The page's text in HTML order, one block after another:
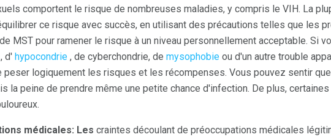
comportent le risque de nombreuses maladies, y compris le VIH. La
ce risque avec succès, en utilisant des précautions telles que les
MST pour ramener le risque à un niveau personnellement acceptable. Si
, d' hypocondrie , de cyberchondrie, de mysophobie ou d'un autre trouble
peser logiquement les risques et les récompenses. Vous pouvez sentir
la peine de prendre même une petite chance d'infection. De plus,
médicales: Les craintes découlant de préoccupations médicales